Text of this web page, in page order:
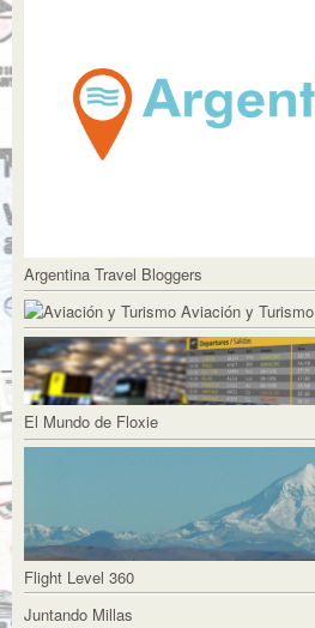
Argentina Travel Bloggers
Aviación y Turismo
El Mundo de Floxie
Flight Level 360
Juntando Millas